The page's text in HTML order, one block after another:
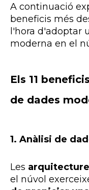
A continuació
beneficis més
l'hora d'adoptar
moderna en el
Els 11
de dades
1. Anàlisi de
Les
el núvol